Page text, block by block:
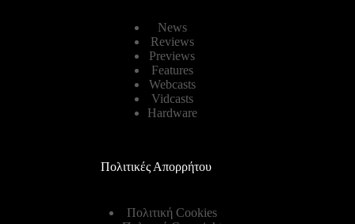
News
Reviews
Previews
Features
Webcasts
Vidcasts
Hardware
Πολιτικές Απορρήτου
Πολιτική Cookies